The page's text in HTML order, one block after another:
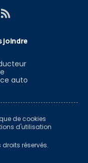
joindre
auto
de cookies
d'utilisation
droits réservés.